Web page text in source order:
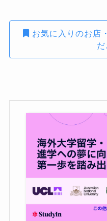
お気に入りのお店
だ